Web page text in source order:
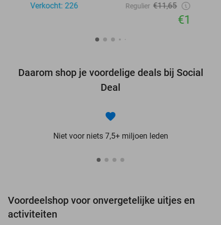
Verkocht: 226
Regulier €11,65
€1
Daarom shop je voordelige deals bij Social
Deal
Niet voor niets 7,5+ miljoen leden
Voordeelshop voor onvergetelijke uitjes en
activiteiten